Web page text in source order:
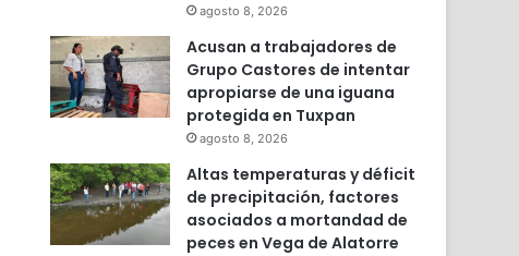
agosto 8, 2026
Acusan a trabajadores de
Grupo Castores de intentar
apropiarse de una iguana
protegida en Tuxpan
agosto 8, 2026
Altas temperaturas y déficit
de precipitación, factores
asociados a mortandad de
peces en Vega de Alatorre